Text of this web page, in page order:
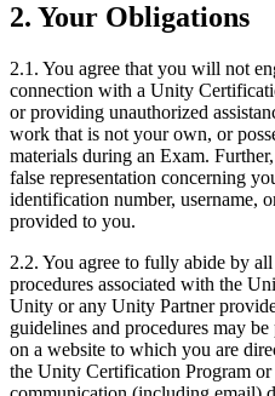
2. Your Obligations
2.1. You agree that you will not
connection with a Unity
or providing unauthorized
work that is not your own, or
materials during an Exam.
false representation concerning
identification number, username,
provided to you.
2.2. You agree to fully abide by
procedures associated with the
Unity or any Unity Partner
guidelines and procedures may
on a website to which you are
the Unity Certification Program